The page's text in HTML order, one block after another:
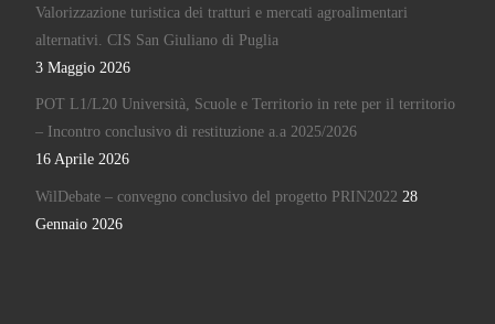
Valorizzazione turistica dei tratturi e mercati agroalimentari
alternativi. CIS San Giuliano di Puglia
3 Maggio 2026
POT L1/L20 Università, Scuole e Territorio in rete per il territorio
– Incontro conclusivo di restituzione a.a 2025/2026
16 Aprile 2026
WilDebate – convegno conclusivo del progetto PRIN2022 28
Gennaio 2026